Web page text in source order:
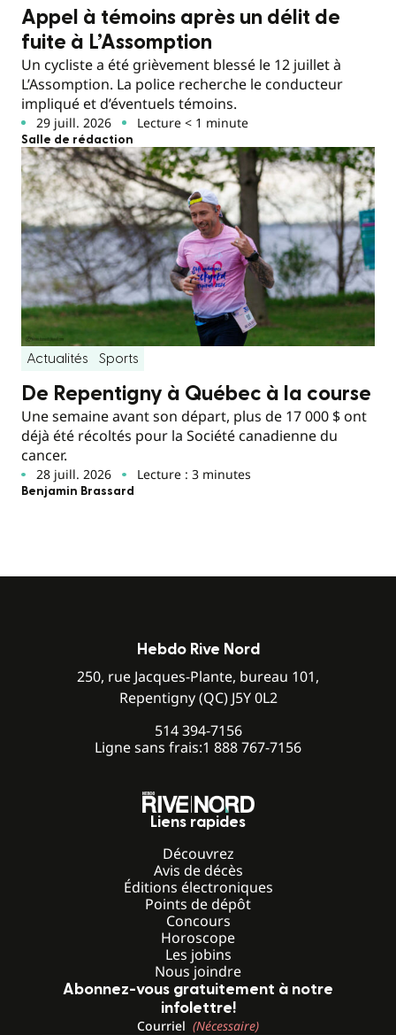
Appel à témoins après un délit de
fuite à L’Assomption
Un cycliste a été grièvement blessé le 12 juillet à
L’Assomption. La police recherche le conducteur
impliqué et d’éventuels témoins.
29 juill. 2026 Lecture < 1 minute
Salle de rédaction
Actualités Sports
De Repentigny à Québec à la course
Une semaine avant son départ, plus de 17 000 $ ont
déjà été récoltés pour la Société canadienne du
cancer.
28 juill. 2026 Lecture : 3 minutes
Benjamin Brassard
Hebdo Rive Nord
250, rue Jacques-Plante, bureau 101,
Repentigny (QC) J5Y 0L2
514 394-7156
Ligne sans frais:1 888 767-7156
Liens rapides
Découvrez
Avis de décès
Éditions électroniques
Points de dépôt
Concours
Horoscope
Les jobins
Nous joindre
Abonnez-vous gratuitement à notre
infolettre!
Courriel (Nécessaire)